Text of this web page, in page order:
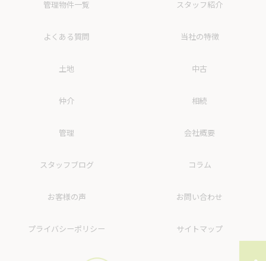
管理物件一覧 スタッフ紹介
よくある質問 当社の特徴
土地 中古
仲介 相続
管理 会社概要
スタッフブログ コラム
お客様の声 お問い合わせ
プライバシーポリシー サイトマップ